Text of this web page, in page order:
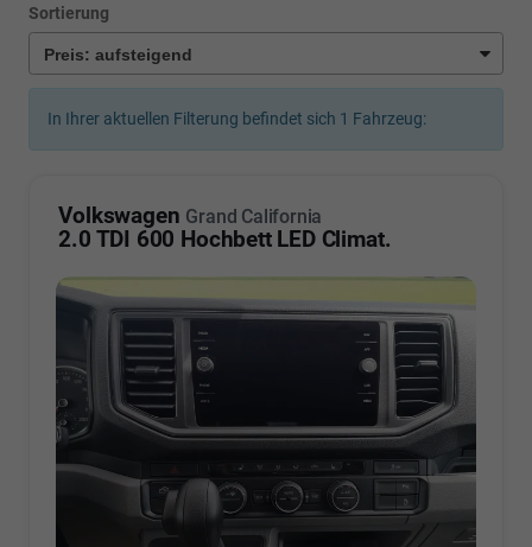
Sortierung
In Ihrer aktuellen Filterung befindet sich 1 Fahrzeug:
Volkswagen Grand California
2.0 TDI 600 Hochbett LED Climat.